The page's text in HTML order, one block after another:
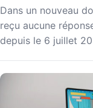
Dans un nouveau
reçu aucune
depuis le 6 juillet